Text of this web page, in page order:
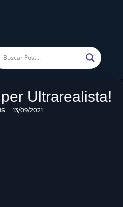
Ultrarealista!
13/09/2021